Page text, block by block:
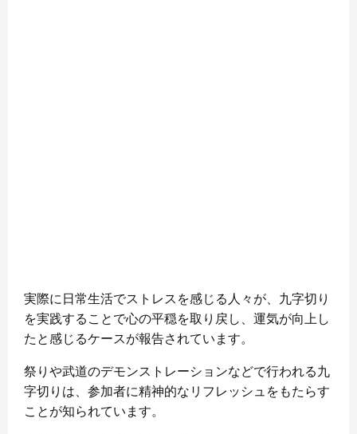
実際に日常生活でストレスを感じる人々が、九字切り
を実践することで心の平穏を取り戻し、運気が向上し
たと感じるケースが報告されています。
祭りや武道のデモンストレーションなどで行われる九
字切りは、参加者に精神的なリフレッシュをもたらす
ことが知られています。